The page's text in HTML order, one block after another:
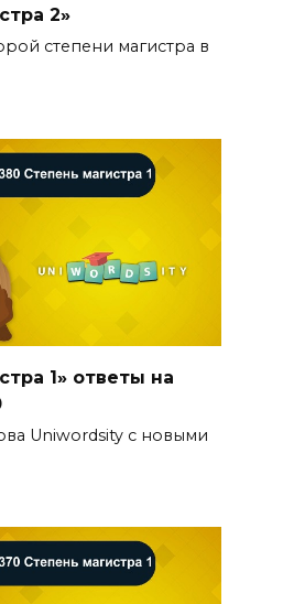
2»
степени магистра в
1» ответы на
Uniwordsity с новыми